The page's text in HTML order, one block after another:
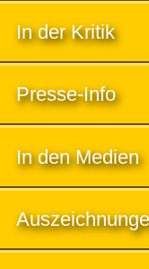
In der Kritik
Presse-Info
In den Medien